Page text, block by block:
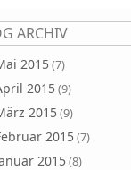
ARCHIV
2015(7)
2015(9)
2015(9)
2015(7)
2015(8)